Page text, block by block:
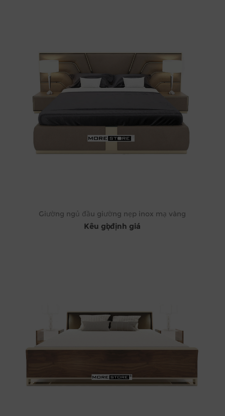
Giường ngủ đầu giường nẹp inox mạ vàng
Kêu gọi định giá